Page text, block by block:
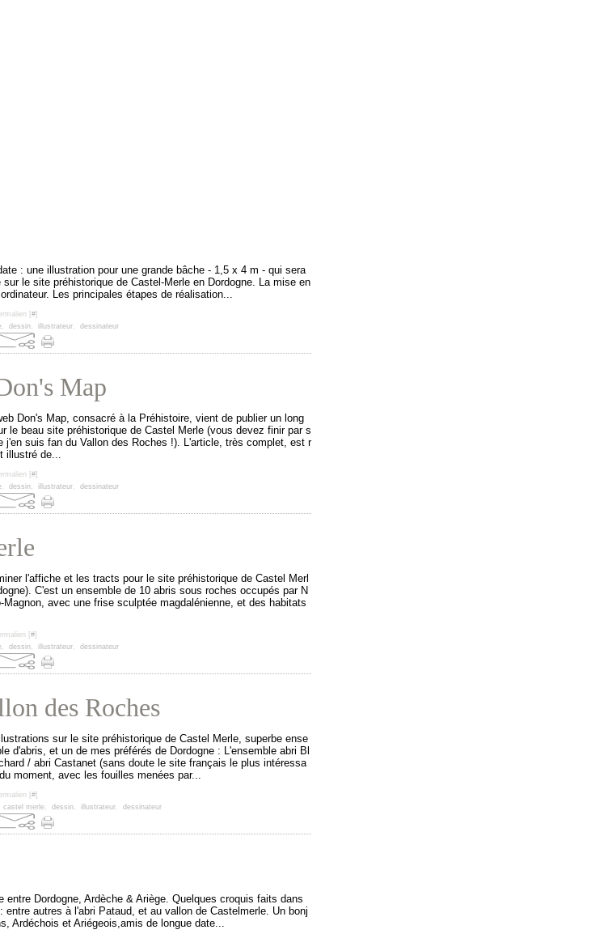
: une illustration pour une grande bâche - 1,5 x 4 m - qui sera
le site préhistorique de Castel-Merle en Dordogne. La mise en
Les principales étapes de réalisation...
[ #]
, dessin, illustrateur, dessinateur
Map
Don's Map, consacré à la Préhistoire, vient de publier un long
le beau site préhistorique de Castel Merle (vous devez finir par s
j'en suis fan du Vallon des Roches !). L'article, très complet, est r
illustré de...
[ #]
, dessin, illustrateur, dessinateur
l'affiche et les tracts pour le site préhistorique de Castel Merl
C'est un ensemble de 10 abris sous roches occupés par N
Magnon, avec une frise sculptée magdalénienne, et des habitats
[ #]
, dessin, illustrateur, dessinateur
des Roches
sur le site préhistorique de Castel Merle, superbe ense
d'abris, et un de mes préférés de Dordogne : L'ensemble abri Bl
/ abri Castanet (sans doute le site français le plus intéressa
moment, avec les fouilles menées par...
[ #]
castel merle, dessin, illustrateur, dessinateur
entre Dordogne, Ardèche & Ariège. Quelques croquis faits dans
autres à l'abri Pataud, et au vallon de Castelmerle. Un bonj
Ardéchois et Ariégeois,amis de longue date...